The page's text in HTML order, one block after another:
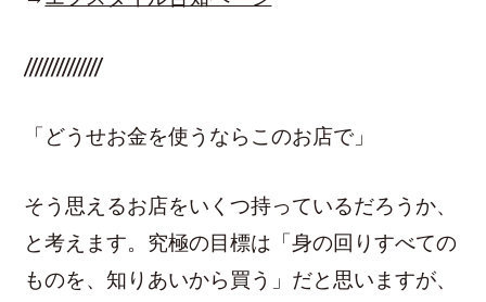
//////////////
「どうせお金を使うならこのお店で」
そう思えるお店をいくつ持っているだろうか、
と考えます。究極の目標は「身の回りすべての
ものを、知りあいから買う」だと思いますが、